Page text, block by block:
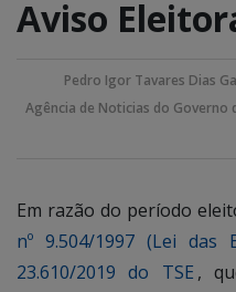
Aviso
Pedro Igor Tavares Dias
Agência de Noticias do Governo
Em razão do período
nº 9.504/1997 (Lei das
23.610/2019 do TSE ,